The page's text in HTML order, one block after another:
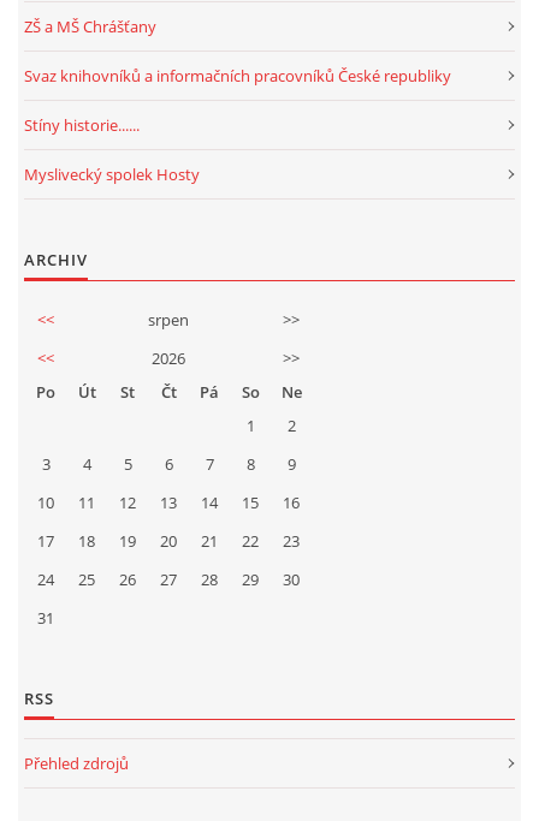
ZŠ a MŠ Chrášťany
Svaz knihovníků a informačních pracovníků České republiky
Stíny historie......
Myslivecký spolek Hosty
ARCHIV
<< srpen
>>
<<
2026
>>
Po
Út St Čt Pá So
Ne
1
2
3
4 5 6 7 8
9
10
11 12 13 14 15
16
17
18 19 20 21 22
23
24
25 26 27 28 29
30
31
RSS
Přehled zdrojů